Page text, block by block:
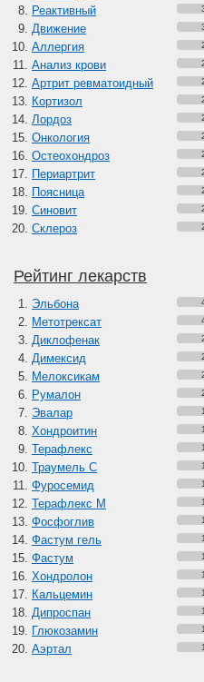
Реактивный
Движение
Аллергия
Анализ крови
Артрит ревматоидный
Кортизол
Лордоз
Онкология
Остеохондроз
Периартрит
Поясница
Синовит
Склероз
Рейтинг лекарств
Эльбона
Метотрексат
Диклофенак
Димексид
Мелоксикам
Румалон
Эвалар 1
Хондроитин 1
Терафлекс 1
Траумель С 1
Фуросемид 1
Терафлекс М 1
Фосфоглив 1
Фастум гель 1
Фастум 1
Хондролон 1
Кальцемин 1
Дипроспан 1
Глюкозамин 1
Аэртал 1